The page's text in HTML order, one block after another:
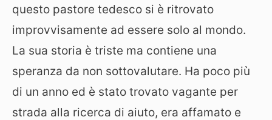
questo pastore tedesco si è ritrovato
improvvisamente ad essere solo al mondo.
La sua storia è triste ma contiene una
speranza da non sottovalutare. Ha poco più
di un anno ed è stato trovato vagante per
strada alla ricerca di aiuto, era affamato e